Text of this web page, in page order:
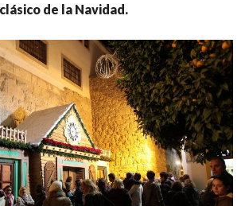
de la Navidad.